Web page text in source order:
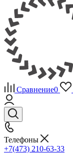
Сравнение0
Телефоны
+7(473) 210-63-33